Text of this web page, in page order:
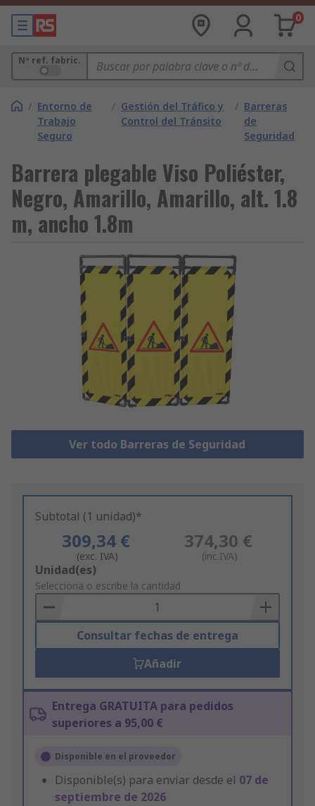
0
Nº ref. fabric.
/ Entorno de
Trabajo
Seguro
/ Gestión del Tráfico y
Control del Tránsito
/ Barreras
de
Seguridad
Barrera plegable Viso Poliéster,
Negro, Amarillo, Amarillo, alt. 1.8
m, ancho 1.8m
Ver todo Barreras de Seguridad
Subtotal (1 unidad)*
309,34 €
(exc. IVA)
374,30 €
(inc.IVA)
Add
to
Basket
Unidad(es)
Selecciona o escribe la cantidad
Consultar fechas de entrega
Añadir
Entrega GRATUITA para pedidos
superiores a 95,00 €
Disponible en el proveedor
Disponible(s) para enviar desde el 07 de
septiembre de 2026